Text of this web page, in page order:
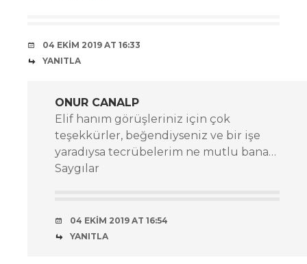
04 EKIM 2019 AT 16:33
YANITLA
ONUR CANALP
Elif hanım görüşleriniz için çok
teşekkürler, beğendiyseniz ve bir işe
yaradıysa tecrübelerim ne mutlu bana…
Saygılar
04 EKIM 2019 AT 16:54
YANITLA